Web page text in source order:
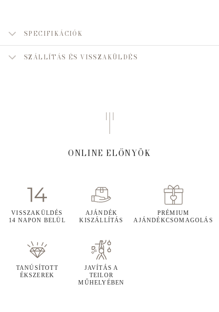
SPECIFIKÁCIÓK
SZÁLLÍTÁS ÉS VISSZAKÜLDÉS
ONLINE ELŐNYÖK
VISSZAKÜLDÉS
14 NAPON BELÜL
AJÁNDÉK
KISZÁLLÍTÁS
PRÉMIUM
AJÁNDÉKCSOMAGOLÁS
TANÚSÍTOTT
ÉKSZEREK
JAVÍTÁS A
TEILOR
MŰHELYÉBEN